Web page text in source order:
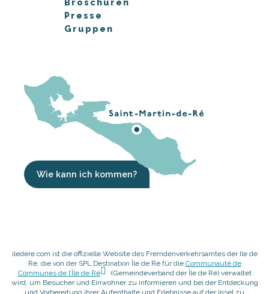
Broschüren
Presse
Gruppen
Wie kann ich kommen?
iledere.com ist die offizielle Website des Fremdenverkehrsamtes der Ile de
Ré, die von der SPL Destination Île de Ré für die Communauté de
Communes de l’Île de Ré
(Gemeindeverband der Île de Ré) verwaltet
wird, um Besucher und Einwohner zu informieren und bei der Entdeckung
und Vorbereitung ihrer Aufenthalte und Erlebnisse auf der Insel zu